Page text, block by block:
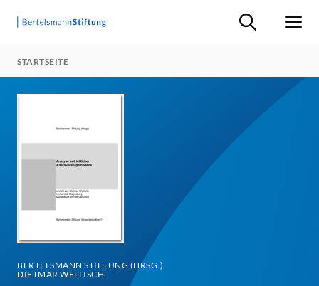
Suche ein-/
STARTSEITE
BERTELSMANN STIFTUNG (HRSG.)
DIETMAR WELLISCH